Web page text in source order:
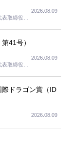
取締役社
2026.08.09
41号）
取締役社
2026.08.09
ドラゴン賞（ID
2026.08.09